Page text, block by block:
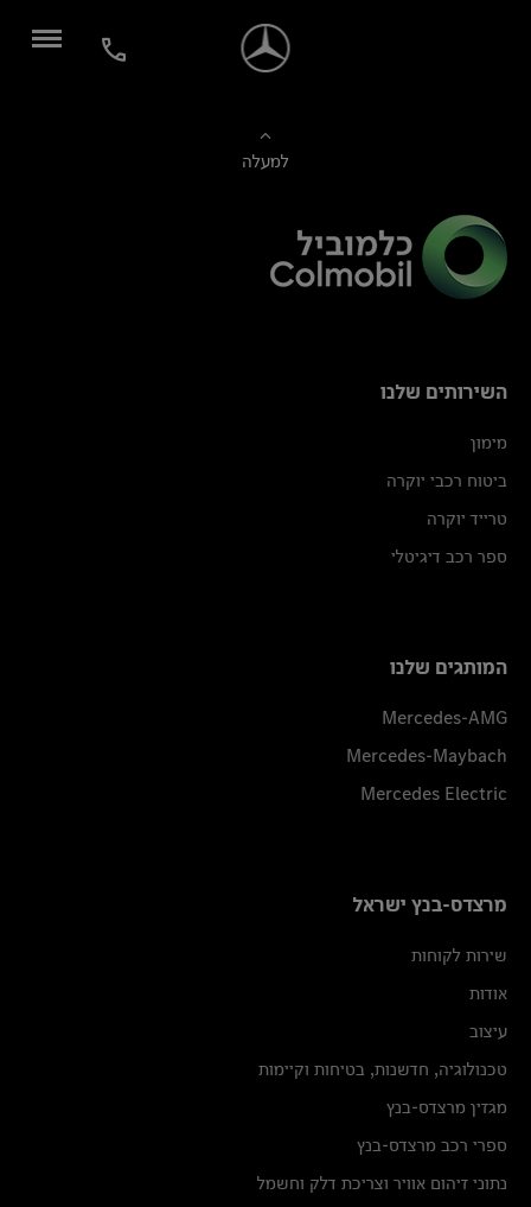
למעלה
השירותים שלנו
מימון
ביטוח רכבי יוקרה
טרייד יוקרה
ספר רכב דיגיטלי
המותגים שלנו
Mercedes-AMG
Mercedes-Maybach
Mercedes Electric
מרצדס-בנץ ישראל
שירות לקוחות
אודות
עיצוב
טכנולוגיה, חדשנות, בטיחות וקיימות
מגזין מרצדס-בנץ
ספרי רכב מרצדס-בנץ
נתוני זיהום אוויר וצריכת דלק וחשמל